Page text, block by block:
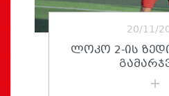
20/11/
ᲚᲝᲙᲝ 2-ᲘᲡ